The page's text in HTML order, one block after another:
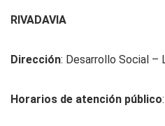
RIVADAVIA
Dirección: Desarrollo Social –
Horarios de atención público: